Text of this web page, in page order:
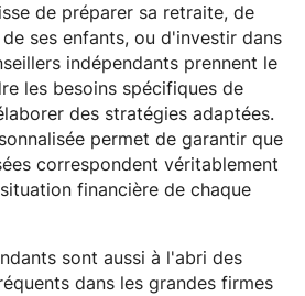
de préparer sa retraite, de
ses enfants, ou d'investir dans
indépendants prennent le
les besoins spécifiques de
des stratégies adaptées.
permet de garantir que
correspondent véritablement
financière de chaque
sont aussi à l'abri des
dans les grandes firmes